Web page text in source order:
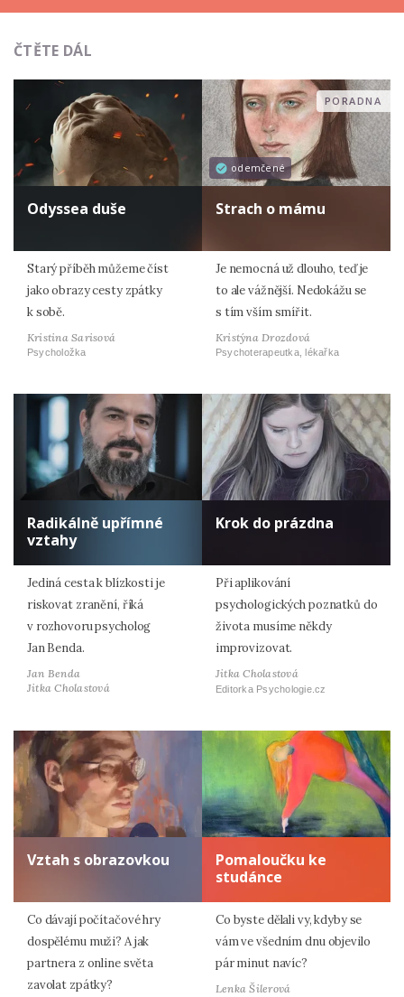
ČTĚTE DÁL
Odyssea duše
Starý příběh můžeme číst
jako obrazy cesty zpátky
k sobě.
Kristina Sarisová
Psycholožka
odemčené
PORADNA
Strach o mámu
Je nemocná už dlouho, teď je
to ale vážnější. Nedokážu se
s tím vším smířit.
Kristýna Drozdová
Psychoterapeutka, lékařka
Radikálně upřímné
vztahy
Jediná cesta k blízkosti je
riskovat zranění, říká
v rozhovoru psycholog
Jan Benda.
Jan Benda
Jitka Cholastová
Krok do prázdna
Při aplikování
psychologických poznatků do
života musíme někdy
improvizovat.
Jitka Cholastová
Editorka Psychologie.cz
Vztah s obrazovkou
Co dávají počítačové hry
dospělému muži? A jak
partnera z online světa
zavolat zpátky?
Pomaloučku ke
studánce
Co byste dělali vy, kdyby se
vám ve všedním dnu objevilo
pár minut navíc?
Lenka Šilerová